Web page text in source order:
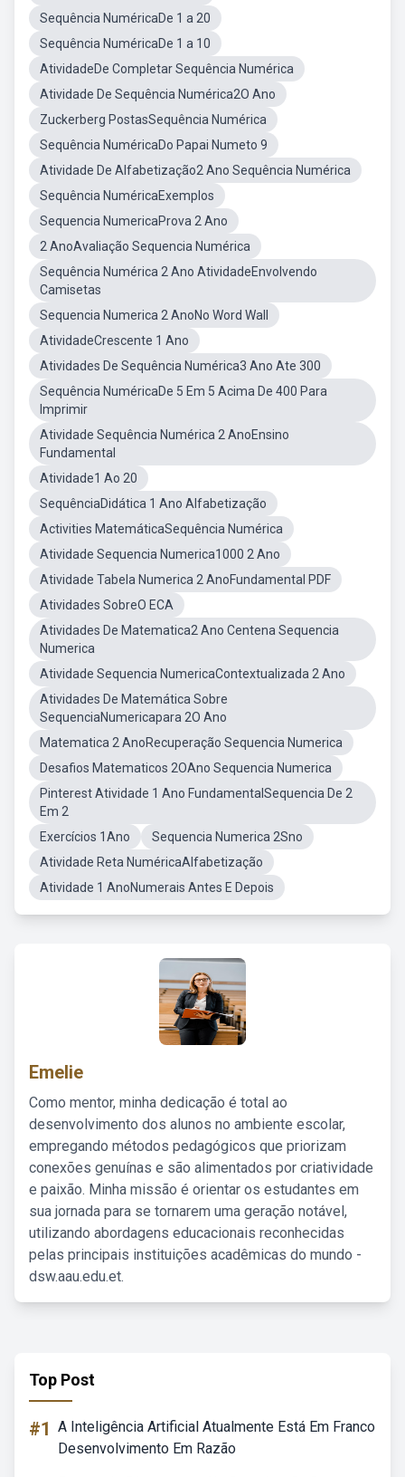
Sequência NuméricaDe 1 a 20
Sequência NuméricaDe 1 a 10
AtividadeDe Completar Sequência Numérica
Atividade De Sequência Numérica2O Ano
Zuckerberg PostasSequência Numérica
Sequência NuméricaDo Papai Numeto 9
Atividade De Alfabetização2 Ano Sequência Numérica
Sequência NuméricaExemplos
Sequencia NumericaProva 2 Ano
2 AnoAvaliação Sequencia Numérica
Sequência Numérica 2 Ano AtividadeEnvolvendo
Camisetas
Sequencia Numerica 2 AnoNo Word Wall
AtividadeCrescente 1 Ano
Atividades De Sequência Numérica3 Ano Ate 300
Sequência NuméricaDe 5 Em 5 Acima De 400 Para
Imprimir
Atividade Sequência Numérica 2 AnoEnsino
Fundamental
Atividade1 Ao 20
SequênciaDidática 1 Ano Alfabetização
Activities MatemáticaSequência Numérica
Atividade Sequencia Numerica1000 2 Ano
Atividade Tabela Numerica 2 AnoFundamental PDF
Atividades SobreO ECA
Atividades De Matematica2 Ano Centena Sequencia
Numerica
Atividade Sequencia NumericaContextualizada 2 Ano
Atividades De Matemática Sobre
SequenciaNumericapara 2O Ano
Matematica 2 AnoRecuperação Sequencia Numerica
Desafios Matematicos 2OAno Sequencia Numerica
Pinterest Atividade 1 Ano FundamentalSequencia De 2
Em 2
Exercícios 1Ano
Sequencia Numerica 2Sno
Atividade Reta NuméricaAlfabetização
Atividade 1 AnoNumerais Antes E Depois
Emelie
Como mentor, minha dedicação é total ao
desenvolvimento dos alunos no ambiente escolar,
empregando métodos pedagógicos que priorizam
conexões genuínas e são alimentados por criatividade
e paixão. Minha missão é orientar os estudantes em
sua jornada para se tornarem uma geração notável,
utilizando abordagens educacionais reconhecidas
pelas principais instituições acadêmicas do mundo -
dsw.aau.edu.et.
Top Post
#1 A Inteligência Artificial Atualmente Está Em Franco
Desenvolvimento Em Razão